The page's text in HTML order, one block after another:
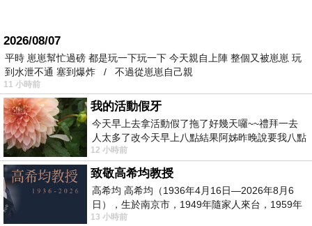
2026/08/07
平時 崽崽幫忙過磅 都是玩一下玩一下 今天親自上陣 整個又被崽崽 玩
到水泄不通 塞到爆炸 / 不過從崽崽自己親
11 小時前
我的活動假牙
今天早上去拿活動假了拖了好幾天囉~~禮拜一去
人太多了改今天早上八點結果阿姊昨晚說要我八點
去西螺農會~回到莿桐都8點半多了
12 小時前
致敬高希均教授
高希均 高希均（1936年4月16日—2026年8月6
日），生於南京市，1949年隨家人來台，1959年
赴美深造並取得經濟發展博士學位。曾任
13 小時前